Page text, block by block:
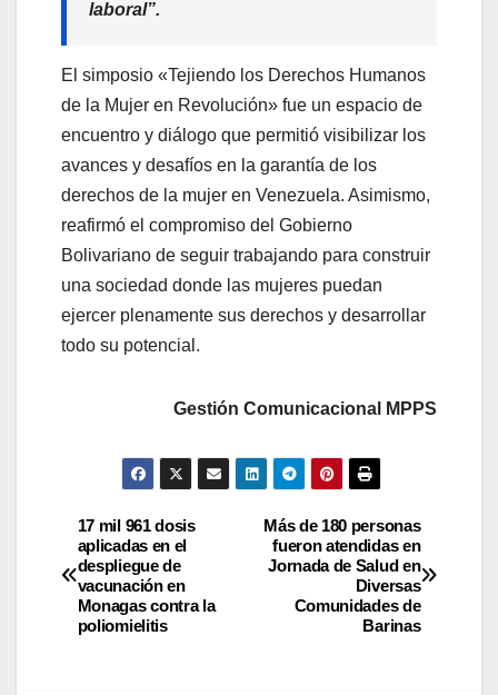
laboral”.
El simposio «Tejiendo los Derechos Humanos
de la Mujer en Revolución» fue un espacio de
encuentro y diálogo que permitió visibilizar los
avances y desafíos en la garantía de los
derechos de la mujer en Venezuela. Asimismo,
reafirmó el compromiso del Gobierno
Bolivariano de seguir trabajando para construir
una sociedad donde las mujeres puedan
ejercer plenamente sus derechos y desarrollar
todo su potencial.
Gestión Comunicacional MPPS
Más de 180 personas
fueron atendidas en
Jornada de Salud en
Diversas
Comunidades de
Barinas
17 mil 961 dosis
aplicadas en el
despliegue de
vacunación en
Monagas contra la
poliomielitis